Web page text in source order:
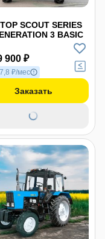
SCOUT SERIES
3 BASIC
900 ₽
₽/мес
Заказать